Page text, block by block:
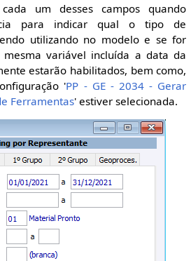
um desses campos quando
para indicar qual o tipo de
utilizando no modelo e se for
mesma variável incluída a data da
estarão habilitados, bem como,
'PP - GE - 2034 - Gerar
Ferramentas' estiver selecionada.